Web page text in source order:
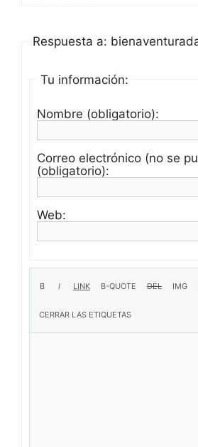
Respuesta a:
Tu información:
Nombre (obligatorio):
Correo electrónico (no se
(obligatorio):
Web: